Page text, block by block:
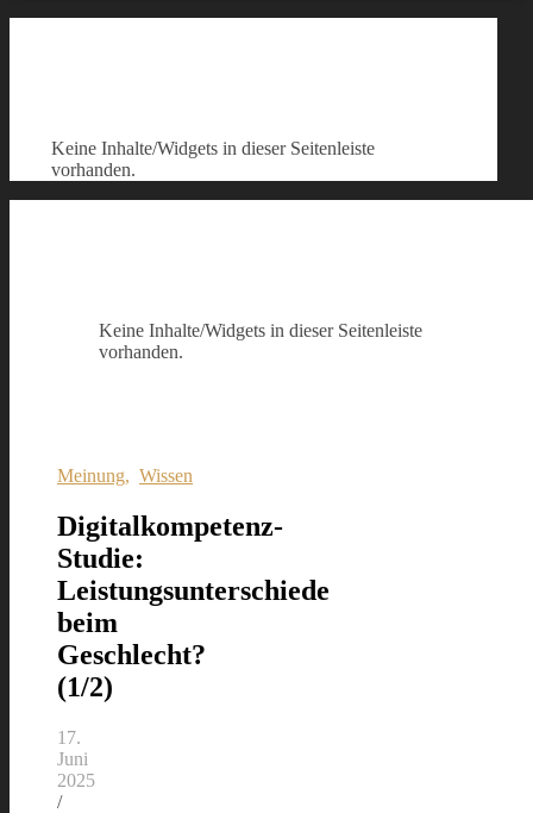
Keine Inhalte/Widgets in dieser Seitenleiste
vorhanden.
Keine Inhalte/Widgets in dieser Seitenleiste
vorhanden.
Meinung, Wissen
Digitalkompetenz-
Studie:
Leistungsunterschiede
beim
Geschlecht?
(1/2)
17.
Juni
2025
/